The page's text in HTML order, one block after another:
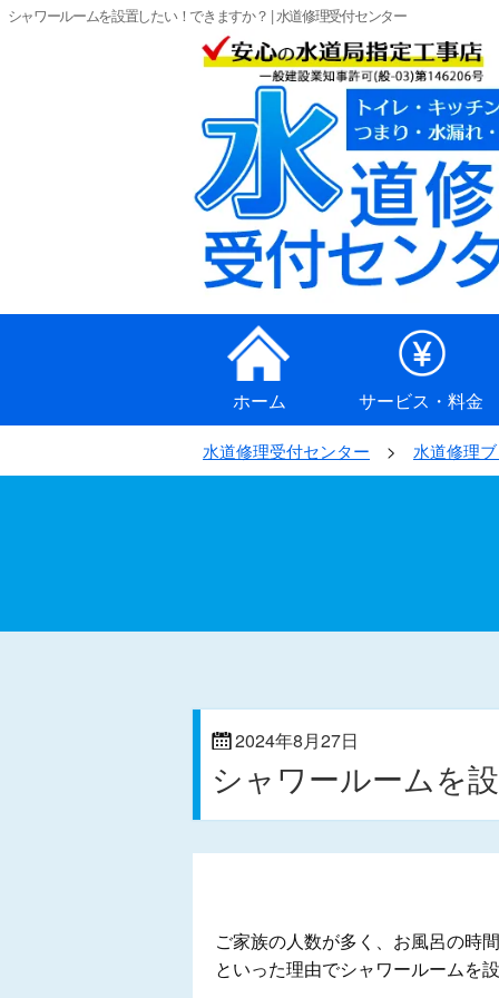
シャワールームを設置したい！できますか？ | 水道修理受付センター
ホーム サービス・料金
水道修理受付センター 水道修理
2024年8月27日
シャワールームを
ご家族の人数が多く、お風呂の時
といった理由でシャワールームを